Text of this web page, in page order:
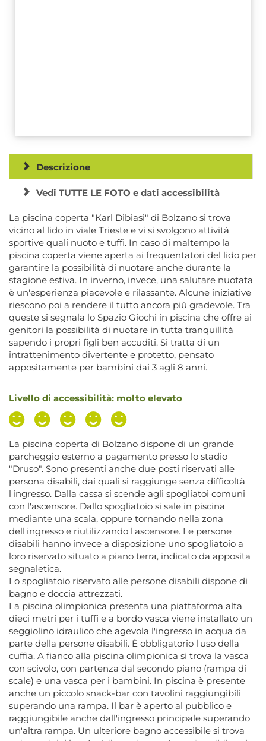
Descrizione
Vedi TUTTE LE FOTO e dati accessibilità
La piscina coperta "Karl Dibiasi" di Bolzano si trova
vicino al lido in viale Trieste e vi si svolgono attività
sportive quali nuoto e tuffi. In caso di maltempo la
piscina coperta viene aperta ai frequentatori del lido per
garantire la possibilità di nuotare anche durante la
stagione estiva. In inverno, invece, una salutare nuotata
è un'esperienza piacevole e rilassante. Alcune iniziative
riescono poi a rendere il tutto ancora più gradevole. Tra
queste si segnala lo Spazio Giochi in piscina che offre ai
genitori la possibilità di nuotare in tutta tranquillità
sapendo i propri figli ben accuditi. Si tratta di un
intrattenimento divertente e protetto, pensato
appositamente per bambini dai 3 agli 8 anni.
Livello di accessibilità: molto elevato
La piscina coperta di Bolzano dispone di un grande
parcheggio esterno a pagamento presso lo stadio
"Druso". Sono presenti anche due posti riservati alle
persona disabili, dai quali si raggiunge senza difficoltà
l'ingresso. Dalla cassa si scende agli spogliatoi comuni
con l'ascensore. Dallo spogliatoio si sale in piscina
mediante una scala, oppure tornando nella zona
dell'ingresso e riutilizzando l'ascensore. Le persone
disabili hanno invece a disposizione uno spogliatoio a
loro riservato situato a piano terra, indicato da apposita
segnaletica.
Lo spogliatoio riservato alle persone disabili dispone di
bagno e doccia attrezzati.
La piscina olimpionica presenta una piattaforma alta
dieci metri per i tuffi e a bordo vasca viene installato un
seggiolino idraulico che agevola l'ingresso in acqua da
parte della persone disabili. È obbligatorio l'uso della
cuffia. A fianco alla piscina olimpionica si trova la vasca
con scivolo, con partenza dal secondo piano (rampa di
scale) e una vasca per i bambini. In piscina è presente
anche un piccolo snack-bar con tavolini raggiungibili
superando una rampa. Il bar è aperto al pubblico e
raggiungibile anche dall'ingresso principale superando
un'altra rampa. Un ulteriore bagno accessibile si trova